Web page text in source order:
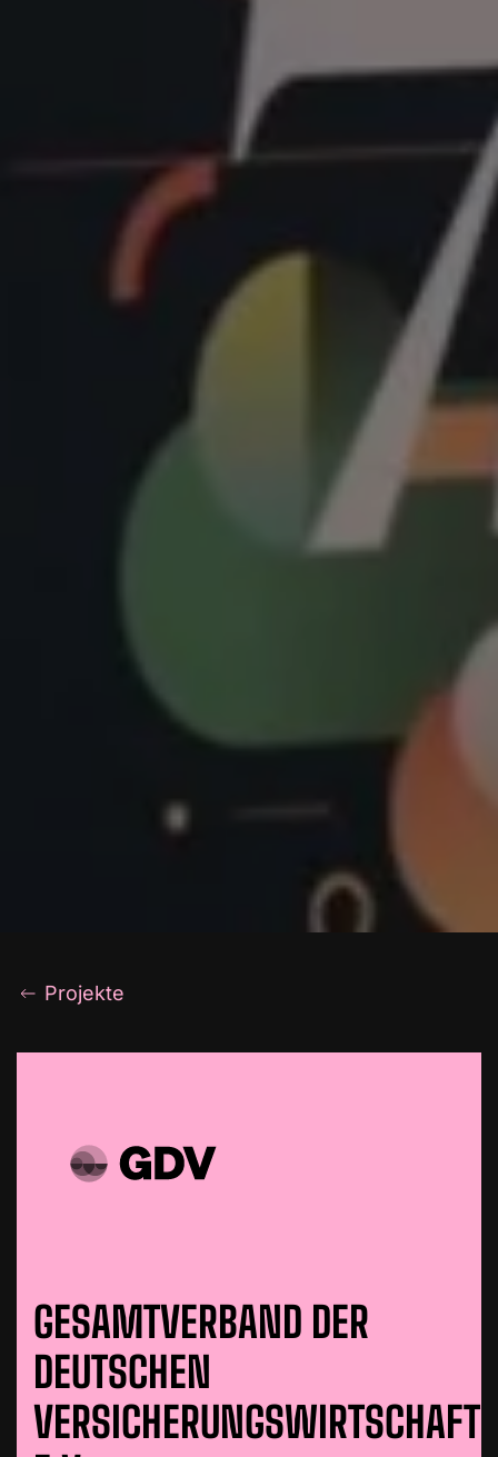
Projekte
GESAMTVERBAND DER
DEUTSCHEN
VERSICHERUNGSWIRTSCHAFT